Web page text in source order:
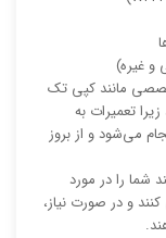
و غیره)
مانند کپی تک
تعمیرات به
می‌شود و از بروز
شما را در مورد
و در صورت نیاز،